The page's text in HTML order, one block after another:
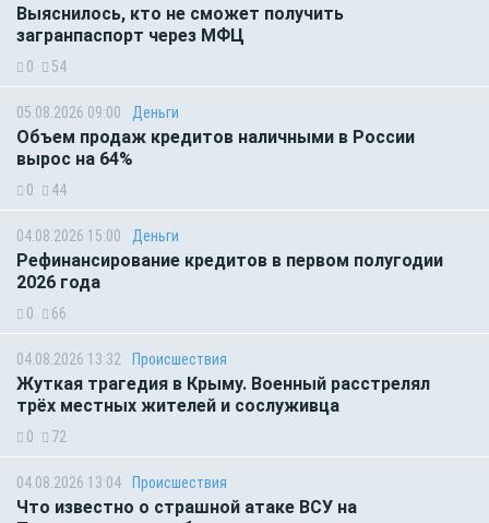
Выяснилось, кто не сможет получить
загранпаспорт через МФЦ
0 54
05.08.2026 09:00 Деньги
Объем продаж кредитов наличными в России
вырос на 64%
0 44
04.08.2026 15:00 Деньги
Рефинансирование кредитов в первом полугодии
2026 года
0 66
04.08.2026 13:32 Происшествия
Жуткая трагедия в Крыму. Военный расстрелял
трёх местных жителей и сослуживца
0 72
04.08.2026 13:04 Происшествия
Что известно о страшной атаке ВСУ на